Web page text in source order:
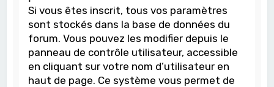
Si vous êtes inscrit, tous vos paramètres
sont stockés dans la base de données du
forum. Vous pouvez les modifier depuis le
panneau de contrôle utilisateur, accessible
en cliquant sur votre nom d’utilisateur en
haut de page. Ce système vous permet de